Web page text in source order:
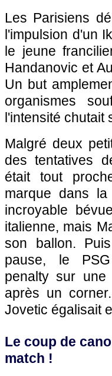
Les Parisiens
l'impulsion d'un
le jeune
Handanovic et
Un but
organismes
l'intensité chutait
Malgré deux
des tentatives
était tout
marque dans
incroyable
italienne, mais
son ballon.
pause, le
penalty sur
après un
Jovetic égalisait
Le coup de
match !